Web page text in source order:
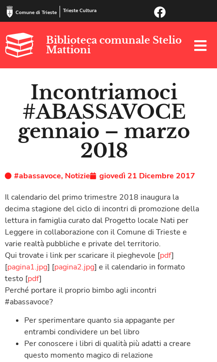
Comune di Trieste Trieste Cultura
Biblioteca comunale Stelio
Mattioni
Incontriamoci
#ABASSAVOCE
gennaio – marzo
2018
#abassavoce, Notizie
giovedì 21 Dicembre 2017
Il calendario del primo trimestre 2018 inaugura la
decima stagione del ciclo di incontri di promozione della
lettura in famiglia curato dal Progetto locale Nati per
Leggere in collaborazione con il Comune di Trieste e
varie realtà pubbliche e private del territorio.
Qui trovate i link per scaricare il pieghevole [pdf]
[pagina1.jpg] [pagina2.jpg] e il calendario in formato
testo [pdf]
Perché portare il proprio bimbo agli incontri
#abassavoce?
Per sperimentare quanto sia appagante per
entrambi condividere un bel libro
Per conoscere i libri di qualità più adatti a creare
questo momento magico di relazione